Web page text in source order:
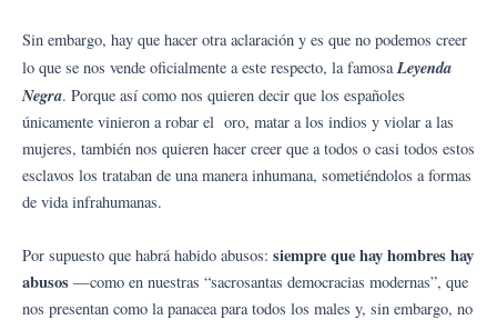
Sin embargo, hay que hacer otra aclaración y es que no podemos creer
lo que se nos vende oficialmente a este respecto, la famosaLeyenda
Negra. Porque así como nos quieren decir que los españoles
únicamente vinieron a robar el oro, matar a los indios y violar a las
mujeres, también nos quieren hacer creer que a todos o casi todos estos
esclavos los trataban de una manera inhumana, sometiéndolos a formas
de vida infrahumanas.
Por supuesto que habrá habido abusos: siempre que hay hombres hay
abusos —como en nuestras “sacrosantas democracias modernas”, que
nos presentan como la panacea para todos los males y, sin embargo, no